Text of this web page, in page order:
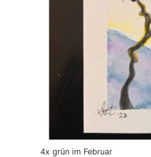
4x grün im Februar